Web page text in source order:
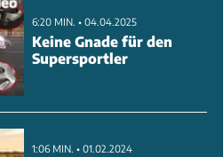
6:20 MIN. • 04.04.2025
Keine Gnade für den
Supersportler
1:06 MIN. • 01.02.2024